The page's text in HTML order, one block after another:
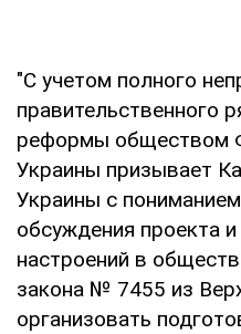
"С учетом полного
правительственного
реформы обществом
Украины призывает
Украины с
обсуждения проекта
настроений в
закона № 7455 из
организовать